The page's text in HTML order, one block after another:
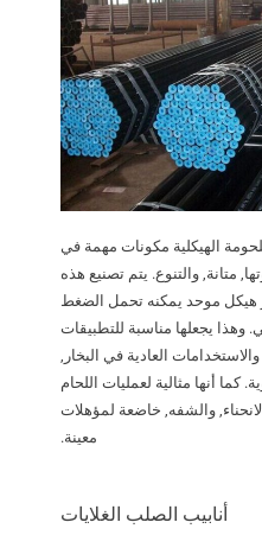
الهيكلية مكونات مهمة في
متانة, والتنوع. يتم تصنيع هذه
هيكل موحد يمكنه تحمل الضغط
وهذا يجعلها مناسبة للتطبيقات
العادية في البخار,
أنها مثالية لعمليات اللحام
والشفه, خاضعة لمؤهلات
معينة.
أنابيب الصلب الغلايات